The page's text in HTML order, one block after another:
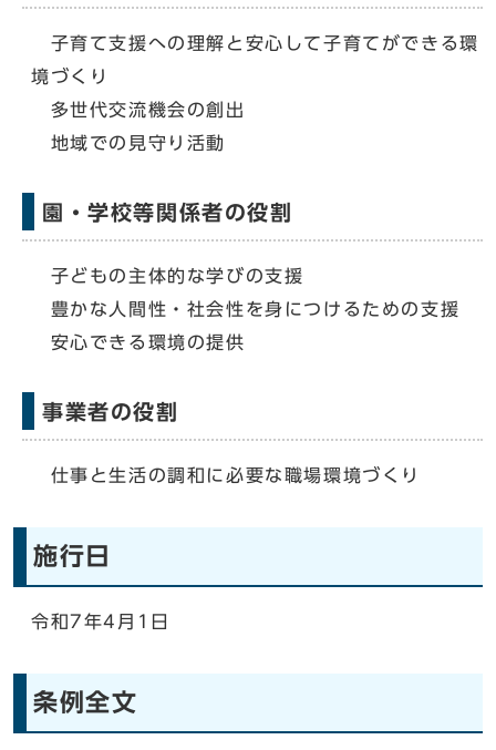
子育て支援への理解と安心して子育てができる環
境づくり
多世代交流機会の創出
地域での見守り活動
園・学校等関係者の役割
子どもの主体的な学びの支援
豊かな人間性・社会性を身につけるための支援
安心できる環境の提供
事業者の役割
仕事と生活の調和に必要な職場環境づくり
施行日
令和7年4月1日
条例全文